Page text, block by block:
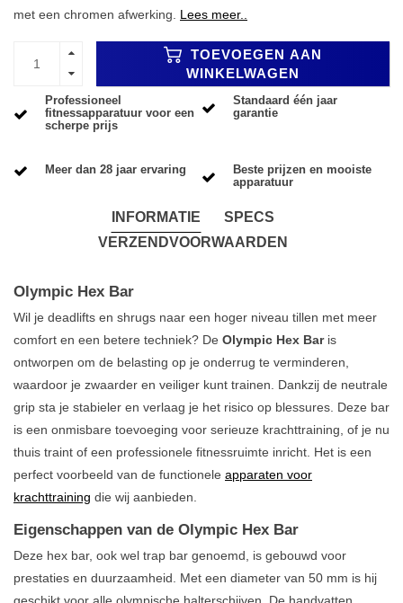
met een chromen afwerking. Lees meer..
TOEVOEGEN AAN
WINKELWAGEN
Professioneel
fitnessapparatuur voor een
scherpe prijs
Standaard één jaar
garantie
Meer dan 28 jaar ervaring
Beste prijzen en mooiste
apparatuur
INFORMATIE
SPECS
VERZENDVOORWAARDEN
Olympic Hex Bar
Wil je deadlifts en shrugs naar een hoger niveau tillen met meer
comfort en een betere techniek? De Olympic Hex Baris
ontworpen om de belasting op je onderrug te verminderen,
waardoor je zwaarder en veiliger kunt trainen. Dankzij de neutrale
grip sta je stabieler en verlaag je het risico op blessures. Deze bar
is een onmisbare toevoeging voor serieuze krachttraining, of je nu
thuis traint of een professionele fitnessruimte inricht. Het is een
perfect voorbeeld van de functionele apparaten voor
krachttraining die wij aanbieden.
Eigenschappen van de Olympic Hex Bar
Deze hex bar, ook wel trap bar genoemd, is gebouwd voor
prestaties en duurzaamheid. Met een diameter van 50 mm is hij
geschikt voor alle olympische halterschijven. De handvatten